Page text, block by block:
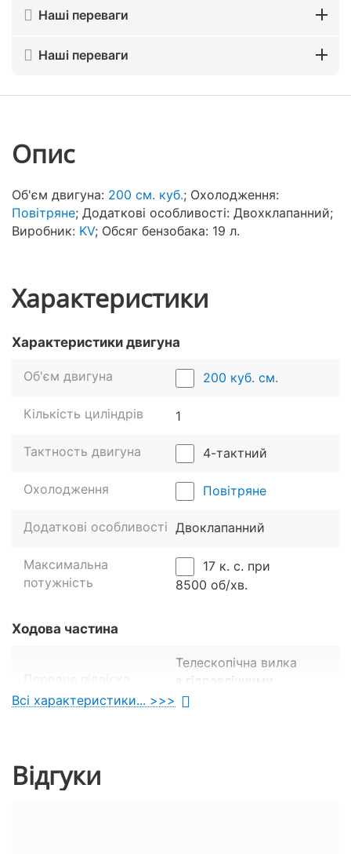
Наші переваги
Наші переваги
Опис
Об'єм двигуна: 200 см. куб.; Охолодження:
Повітряне; Додаткові особливості: Двохклапанний;
Виробник: KV; Обсяг бензобака: 19 л.
Характеристики
Характеристики двигуна
Об'єм двигуна 200 куб. см.
Кількість циліндрів 1
Тактность двигуна 4-тактний
Охолодження Повітряне
Додаткові особливості Двоклапанний
Максимальна
потужність
17 к. с. при
8500 об/хв.
Ходова частина
Телескопічна вилка
з гідравлічними
амортизаторами.
Задні гальма
Всі характеристики... >>>
Відгуки